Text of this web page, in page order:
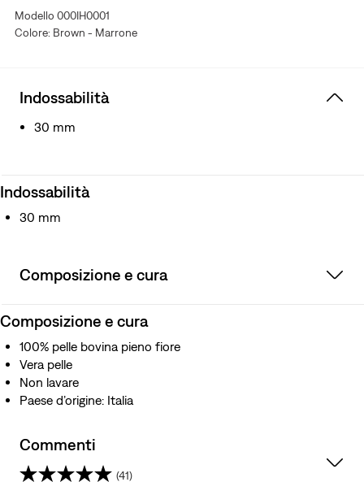
Modello 000IH0001
Colore: Brown - Marrone
Indossabilità
30 mm
Indossabilità
30 mm
Composizione e cura
Composizione e cura
100% pelle bovina pieno fiore
Vera pelle
Non lavare
Paese d’origine: Italia
Commenti
(41)